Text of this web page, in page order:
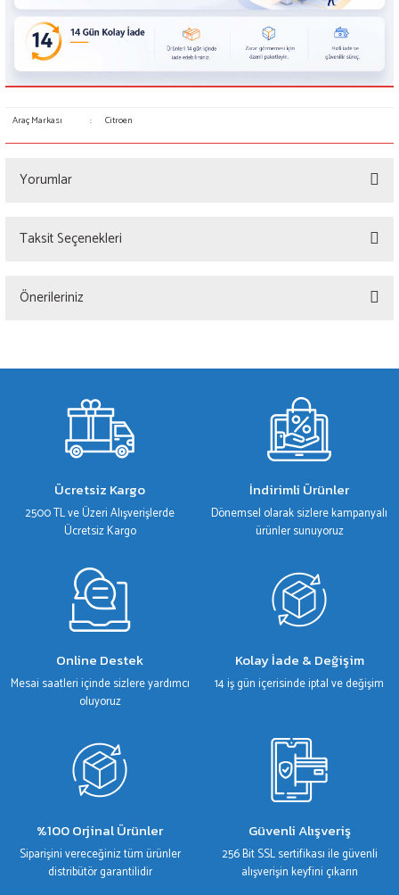
Araç Markası : Citroen
Yorumlar
Taksit Seçenekleri
Önerileriniz
gördüğünüz noktaları öneri formunu kullanarak tarafımıza iletebilirsiniz.
Ürün resmi kalitesiz, bozuk veya görüntülenemiyor.
Ürün açıklamasında eksik bilgiler bulunuyor.
Ürün fiyatı diğer sitelerden daha pahalı.
Bu ürüne benzer farklı alternatifler olmalı.
Ücretsiz Kargo
2500 TL ve Üzeri Alışverişlerde
Ücretsiz Kargo
İndirimli Ürünler
Dönemsel olarak sizlere kampanyalı
ürünler sunuyoruz
Online Destek
Mesai saatleri içinde sizlere yardımcı
oluyoruz
Kolay İade & Değişim
14 iş gün içerisinde iptal ve değişim
%100 Orjinal Ürünler
Siparişini vereceğiniz tüm ürünler
distribütör garantilidir
Güvenli Alışveriş
256 Bit SSL sertifikası ile güvenli
alışverişin keyfini çıkarın